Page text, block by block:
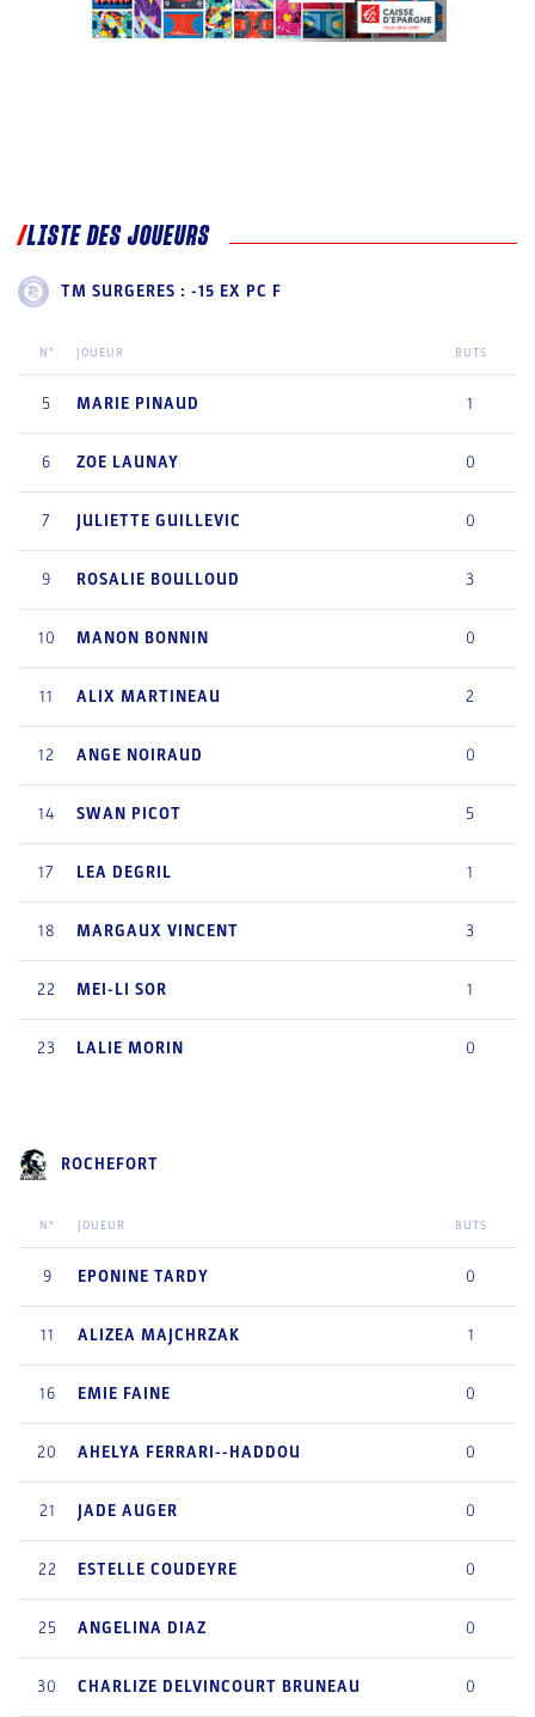
LISTE DES JOUEURS
TM SURGERES : -15 EX PC F
N° JOUEUR BUTS
5 MARIE PINAUD 1
6 ZOE LAUNAY 0
7 JULIETTE GUILLEVIC 0
9 ROSALIE BOULLOUD 3
10 MANON BONNIN 0
11 ALIX MARTINEAU 2
12 ANGE NOIRAUD 0
14 SWAN PICOT 5
17 LEA DEGRIL 1
18 MARGAUX VINCENT 3
22 MEI-LI SOR 1
23 LALIE MORIN 0
ROCHEFORT
N° JOUEUR BUTS
9 EPONINE TARDY 0
11 ALIZEA MAJCHRZAK 1
16 EMIE FAINE 0
20 AHELYA FERRARI--HADDOU 0
21 JADE AUGER 0
22 ESTELLE COUDEYRE 0
25 ANGELINA DIAZ 0
30 CHARLIZE DELVINCOURT BRUNEAU 0